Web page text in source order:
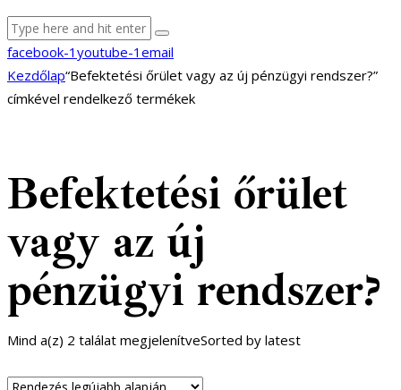
facebook-1 youtube-1 email
Kezdőlap“Befektetési őrület vagy az új pénzügyi rendszer?”
címkével rendelkező termékek
Befektetési őrület
vagy az új
pénzügyi rendszer?
Mind a(z) 2 találat megjelenítveSorted by latest